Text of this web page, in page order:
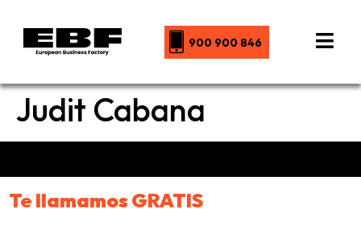
900 900 846
Judit Cabana
Te llamamos GRATIS